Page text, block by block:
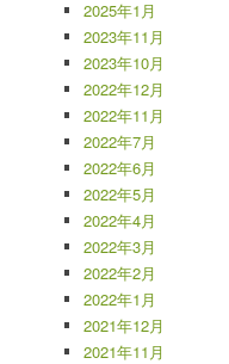
2025年1月
2023年11月
2023年10月
2022年12月
2022年11月
2022年7月
2022年6月
2022年5月
2022年4月
2022年3月
2022年2月
2022年1月
2021年12月
2021年11月